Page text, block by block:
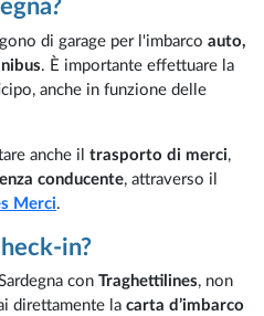
di garage per l'imbarcoauto,
. È importante effettuare la
anche in funzione delle
anche iltrasporto di merci,
conducente, attraverso il
Merci.
in?
conTraghettilines, non
direttamente lacarta d’imbarco